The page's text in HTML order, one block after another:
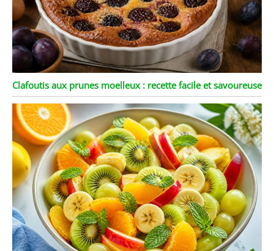
Clafoutis aux prunes moelleux : recette facile et savoureuse